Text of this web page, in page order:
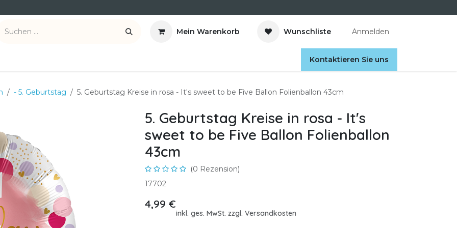
Mein Warenkorb Wunschliste Anmelden
Kontaktieren Sie uns
- 5. Geburtstag 5. Geburtstag Kreise in rosa - It's sweet to be Five Ballon Folienballon 43cm
5. Geburtstag Kreise in rosa - It's
sweet to be Five Ballon Folienballon
43cm
(0 Rezension)
17702
4,99 €
inkl. ges. MwSt. zzgl. Versandkosten